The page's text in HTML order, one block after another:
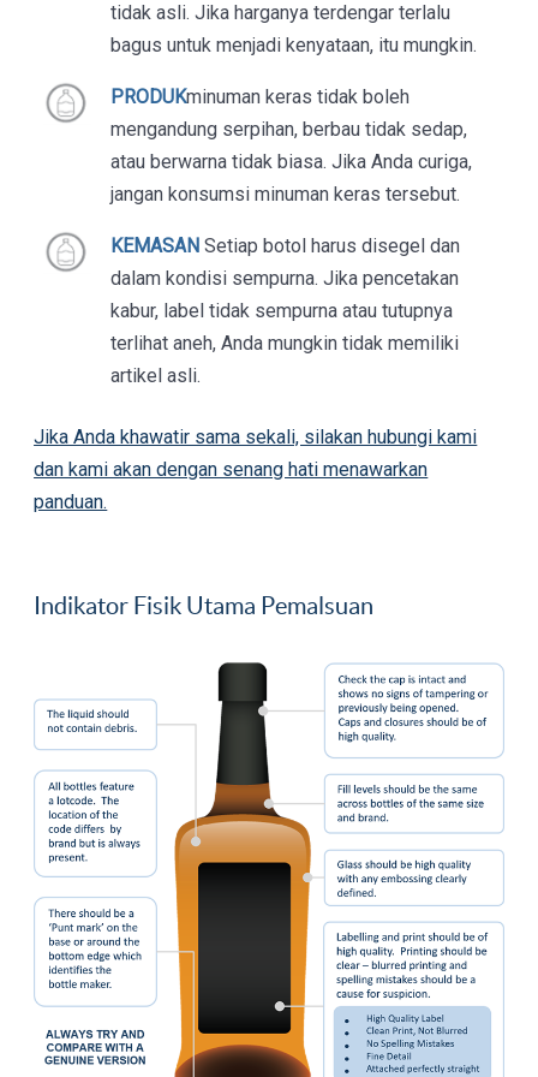
tidak asli. Jika harganya terdengar terlalu
bagus untuk menjadi kenyataan, itu mungkin.
PRODUKminuman keras tidak boleh
mengandung serpihan, berbau tidak sedap,
atau berwarna tidak biasa. Jika Anda curiga,
jangan konsumsi minuman keras tersebut.
KEMASAN Setiap botol harus disegel dan
dalam kondisi sempurna. Jika pencetakan
kabur, label tidak sempurna atau tutupnya
terlihat aneh, Anda mungkin tidak memiliki
artikel asli.
Jika Anda khawatir sama sekali, silakan hubungi kami
dan kami akan dengan senang hati menawarkan
panduan.
Indikator Fisik Utama Pemalsuan